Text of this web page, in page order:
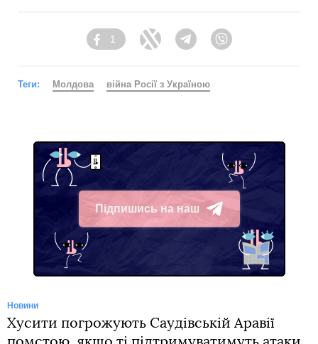
Facebook
1
Twitter TelegramViber
Теги: Молдова війна Росії з Україною
Підпишись на наш
Telegram
Новини
Хусити погрожують Саудівській Аравії